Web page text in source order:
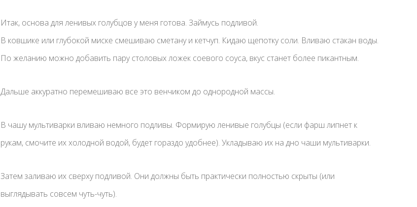
Итак, основа для ленивых голубцов у меня готова. Займусь подливой.
В ковшике или глубокой миске смешиваю сметану и кетчуп. Кидаю щепотку соли. Вливаю стакан воды.
По желанию можно добавить пару столовых ложек соевого соуса, вкус станет более пикантным.
Дальше аккуратно перемешиваю все это венчиком до однородной массы.
В чашу мультиварки вливаю немного подливы. Формирую ленивые голубцы (если фарш липнет к
рукам, смочите их холодной водой, будет гораздо удобнее). Укладываю их на дно чаши мультиварки.
Затем заливаю их сверху подливой. Они должны быть практически полностью скрыты (или
выглядывать совсем чуть-чуть).